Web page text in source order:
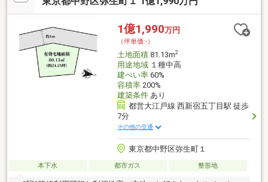
す！☆―――――・・・ ―☆― ・・・―――――☆
1億1,990万円
（坪単価:-）
土地面積81.13m2
用途地域１種中高
建ぺい率60%
容積率200%
建築条件あり
都営大江戸線 西新宿五丁目駅 徒歩
7分
その他の交通
東京都中野区弥生町１
本下水 都市ガス 整形地